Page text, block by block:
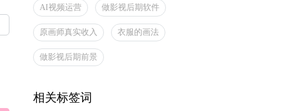
AI视频运营 做影视后期软件
原画师真实收入 衣服的画法
做影视后期前景
相关标签词